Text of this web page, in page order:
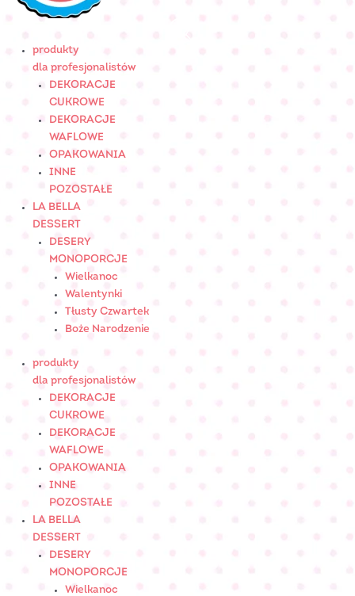
produkty
dla profesjonalistów
DEKORACJE
CUKROWE
DEKORACJE
WAFLOWE
OPAKOWANIA
INNE
POZOSTAŁE
LA BELLA
DESSERT
DESERY
MONOPORCJE
Wielkanoc
Walentynki
Tłusty Czwartek
Boże Narodzenie
produkty
dla profesjonalistów
DEKORACJE
CUKROWE
DEKORACJE
WAFLOWE
OPAKOWANIA
INNE
POZOSTAŁE
LA BELLA
DESSERT
DESERY
MONOPORCJE
Wielkanoc